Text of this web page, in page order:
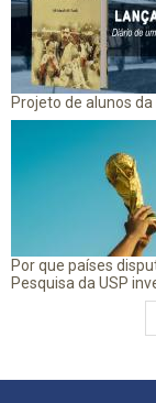
Projeto de alunos
Por que países
Pesquisa da USP